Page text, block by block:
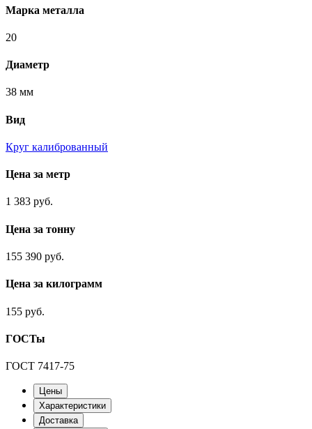
Марка металла
20
Диаметр
38 мм
Вид
Круг калиброванный
Цена за метр
1 383 руб.
Цена за тонну
155 390 руб.
Цена за килограмм
155 руб.
ГОСТы
ГОСТ 7417-75
Цены
Характеристики
Доставка